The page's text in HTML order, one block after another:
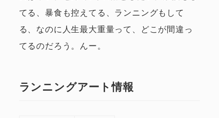
てる、暴食も控えてる、ランニングもして
る、なのに人生最大重量って、どこが間違っ
てるのだろう。んー。
ランニングアート情報